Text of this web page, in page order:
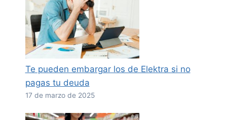
Te pueden embargar los de Elektra si no
pagas tu deuda
17 de marzo de 2025